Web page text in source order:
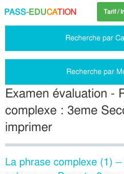
PASS-EDUCATION Tarif /
Recherche par
Recherche par
Examen évaluation -
complexe : 3eme
imprimer
La phrase complexe (1)